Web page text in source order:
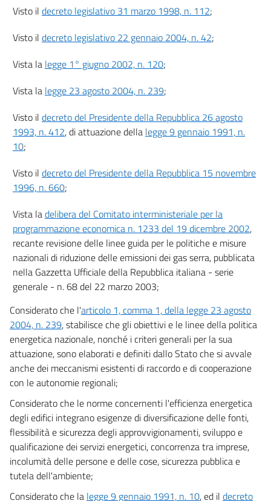
Allegato A
Allegato B
Allegato C
Allegato D
Allegato E
Allegato E
Allegato F
Allegato F
Allegato G
Allegato G
Allegato H
Allegato I
Allegato I
Allegato L
Allegato L
Allegato M
Allegato M
Visto il decreto legislativo 31 marzo 1998, n. 112;
Visto il decreto legislativo 22 gennaio 2004, n. 42;
Vista la legge 1° giugno 2002, n. 120;
Vista la legge 23 agosto 2004, n. 239;
Visto il decreto del Presidente della Repubblica 26 agosto
1993, n. 412, di attuazione della legge 9 gennaio 1991, n.
10;
Visto il decreto del Presidente della Repubblica 15 novembre
1996, n. 660;
Vista ladelibera del Comitato interministeriale per la
programmazione economica n. 1233 del 19 dicembre 2002,
recante revisione delle linee guida per le politiche e misure
nazionali di riduzione delle emissioni dei gas serra, pubblicata
nella Gazzetta Ufficiale della Repubblica italiana - serie
generale - n. 68 del 22 marzo 2003;
Considerato che l'articolo 1, comma 1, della legge 23 agosto
2004, n. 239, stabilisce che gli obiettivi e le linee della politica
energetica nazionale, nonché i criteri generali per la sua
attuazione, sono elaborati e definiti dallo Stato che si avvale
anche dei meccanismi esistenti di raccordo e di cooperazione
con le autonomie regionali;
Considerato che le norme concernenti l'efficienza energetica
degli edifici integrano esigenze di diversificazione delle fonti,
flessibilità e sicurezza degli approvvigionamenti, sviluppo e
qualificazione dei servizi energetici, concorrenza tra imprese,
incolumità delle persone e delle cose, sicurezza pubblica e
tutela dell'ambiente;
Considerato che la legge 9 gennaio 1991, n. 10, ed il decreto